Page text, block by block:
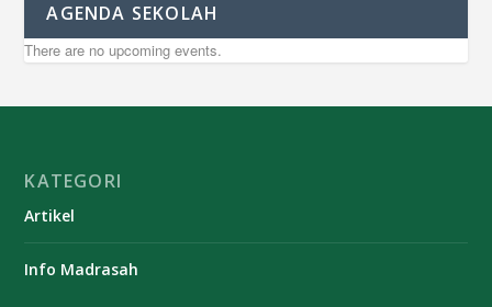
AGENDA SEKOLAH
There are no upcoming events.
KATEGORI
Artikel
Info Madrasah